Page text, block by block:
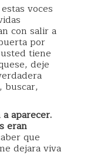
voces
con salir a
por
tiene
deje
buscar,
aparecer.
eran
que
dejara viva